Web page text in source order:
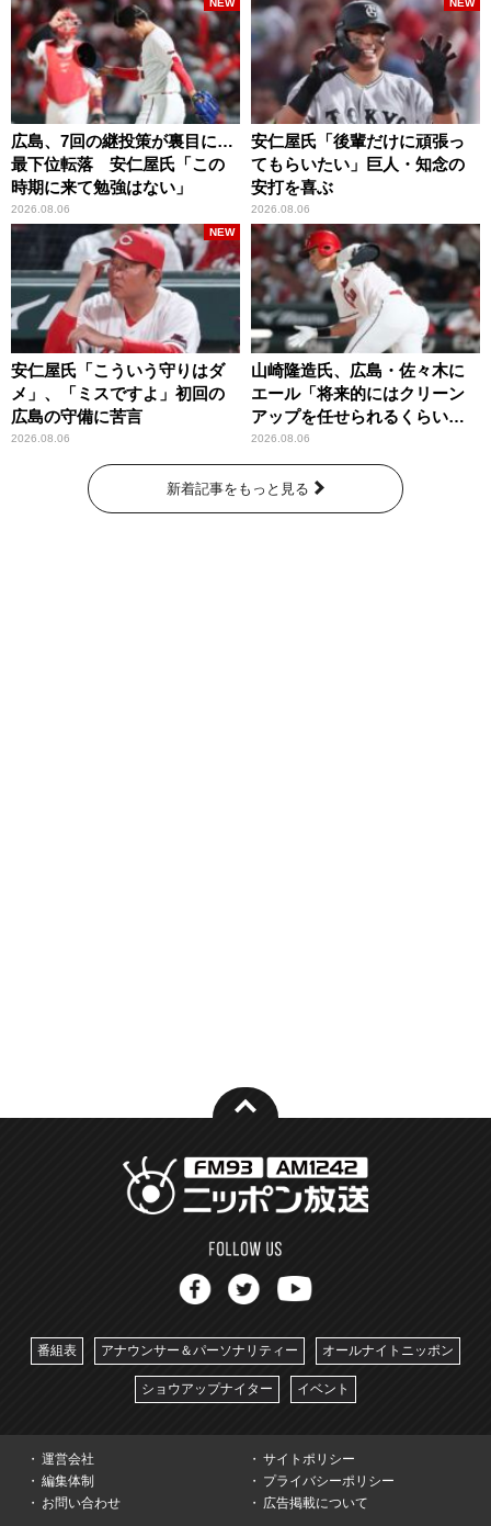
広島、7回の継投策が裏目に…
最下位転落 安仁屋氏「この
時期に来て勉強はない」
2026.08.06
NEW
安仁屋氏「後輩だけに頑張っ
てもらいたい」巨人・知念の
安打を喜ぶ
2026.08.06
NEW
安仁屋氏「こういう守りはダ
メ」、「ミスですよ」初回の
広島の守備に苦言
2026.08.06
NEW
山崎隆造氏、広島・佐々木に
エール「将来的にはクリーン
アップを任せられるくらいま
では成長して」
2026.08.06
新着記事をもっと見る
番組表 アナウンサー＆パーソナリティー オールナイトニッポン
ショウアップナイター イベント
運営会社
サイトポリシー
編集体制
プライバシーポリシー
お問い合わせ
広告掲載について